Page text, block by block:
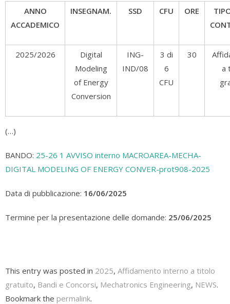
ANNO
ACCADEMICO
INSEGNAM. SSD CFU ORE
2025/2026
Digital
Modeling
of Energy
Conversion
ING-
IND/08
3 di
6
CFU
30
a
(…)
BANDO: 25-26 1 AVVISO interno MACROAREA-MECHA-
DIGITAL MODELING OF ENERGY CONVER-prot908-2025
Data di pubblicazione: 16/06/2025
Termine per la presentazione delle domande: 25/06/2025
This entry was posted in 2025, Affidamento interno a titolo
gratuito, Bandi e Concorsi, Mechatronics Engineering, NEWS.
Bookmark the permalink.